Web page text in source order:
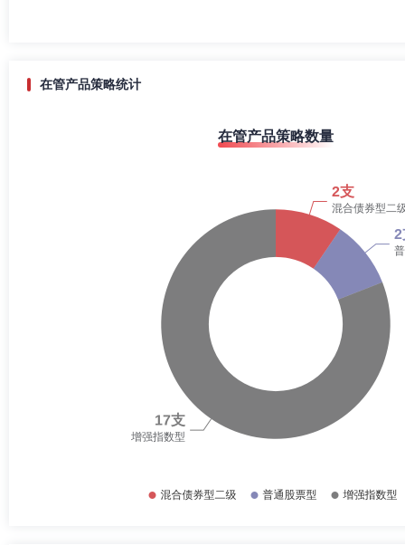
在管产品策略统计
在管产品策略数量